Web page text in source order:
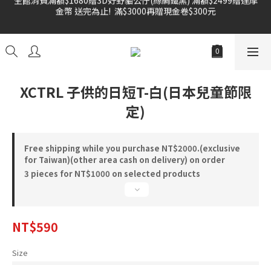
雙倍奉還 歡慶父親節全館褲類任選兩件88折!!!
XCTRL 子供的日短T-白(日本兒童節限
定)
Free shipping while you purchase NT$2000.(exclusive
for Taiwan)(other area cash on delivery) on order
3 pieces for NT$1000 on selected products
NT$590
Size